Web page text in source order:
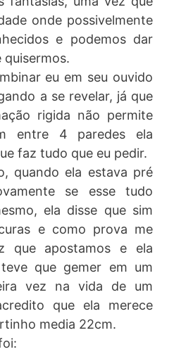
onde possivelmente
e podemos dar
quisermos.
eu em seu ouvido
a se revelar, já que
rigida não permite
entre 4 paredes ela
faz tudo que eu pedir.
quando ela estava pré
se esse tudo
ela disse que sim
e como prova me
que apostamos e ela
que gemer em um
vez na vida de um
que ela merece
media 22cm.